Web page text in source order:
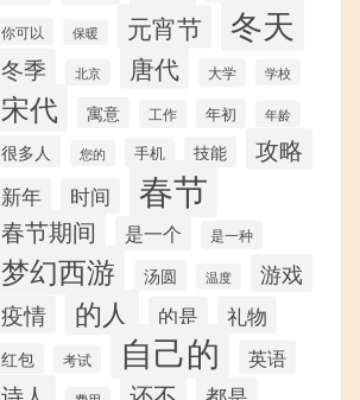
你可以 保暖 元宵节 冬天
冬季 北京 唐代 大学 学校
宋代 寓意 工作 年初 年龄
很多人 您的 手机 技能 攻略
新年 时间 春节
春节期间 是一个 是一种
梦幻西游 汤圆 温度
游戏
疫情
的人 的是 礼物
红包 考试 自己的 英语